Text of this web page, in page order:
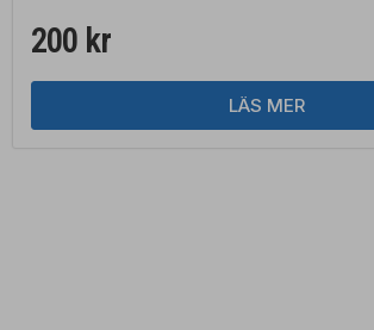
200 kr
LÄS MER